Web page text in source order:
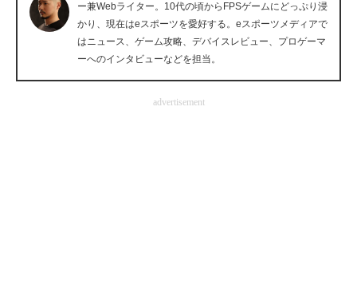
マーケ×ITの今がよく分かる
ITエンジニア向け専門サイト
企業向けIT製品の総合サイト
ー兼Webライター。10代の頃からFPSゲームにどっぷり浸
かり、現在はeスポーツを愛好する。eスポーツメディアで
はニュース、ゲーム攻略、デバイスレビュー、プロゲーマ
ーへのインタビューなどを担当。
advertisement